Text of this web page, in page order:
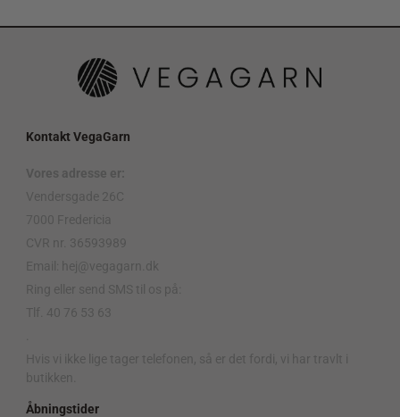
Kontakt VegaGarn
Vores adresse er:
Vendersgade 26C
7000 Fredericia
CVR nr. 36593989
Email: hej@vegagarn.dk
Ring eller send SMS til os på:
Tlf. 40 76 53 63
Hvis vi ikke lige tager telefonen, så er det fordi, vi har travlt i
butikken.
Åbningstider